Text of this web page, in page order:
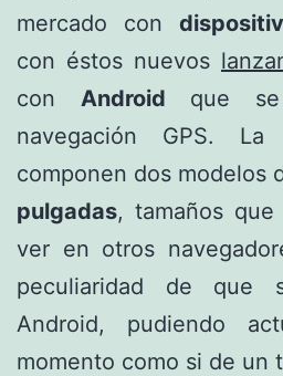
mercado con
con éstos nuevos
con Android que
navegación GPS.
componen dos modelos
pulgadas, tamaños
ver en otros
peculiaridad de que
Android, pudiendo
momento como si de un